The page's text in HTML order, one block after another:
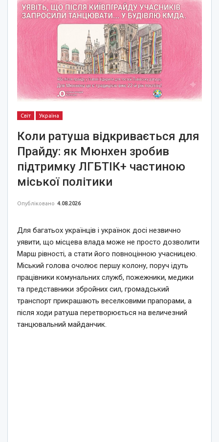
Світ Україна
Коли ратуша відкривається для
Прайду: як Мюнхен зробив
підтримку ЛГБТІК+ частиною
міської політики
Опубліковано 4.08.2026
Для багатьох українців і українок досі незвично
уявити, що місцева влада може не просто дозволити
Марш рівності, а стати його повноцінною учасницею.
Міський голова очолює першу колону, поруч ідуть
працівники комунальних служб, пожежники, медики
та представники збройних сил, громадський
транспорт прикрашають веселковими прапорами, а
після ходи ратуша перетворюється на величезний
танцювальний майданчик.